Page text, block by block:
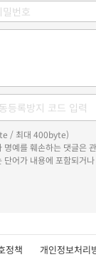
/ 최대 400byte)
예를 훼손하는 댓글은
어가 내용에 포함되거
호정책 개인정보